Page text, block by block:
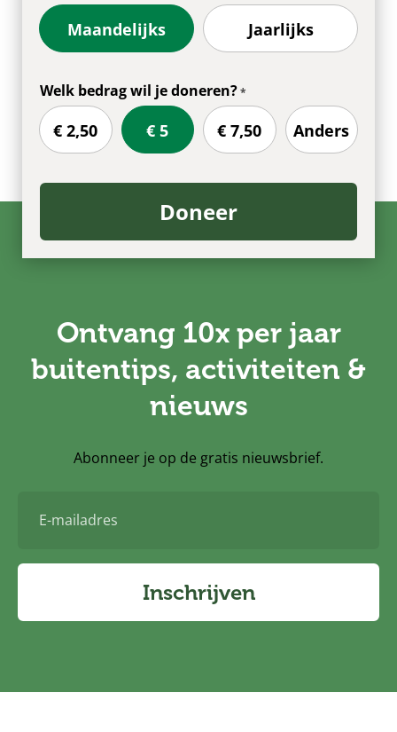
Maandelijks Jaarlijks
Welk bedrag wil je doneren?
€ 2,50 € 5 € 7,50 Anders
Doneer
Ontvang 10x per jaar
buitentips, activiteiten &
nieuws
Abonneer je op de gratis nieuwsbrief.
mailadres
Inschrijven